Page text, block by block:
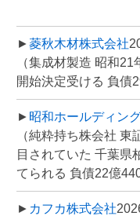
►菱秋木材株式会社
（集成材製造 昭和
開始決定受ける 負債
► 昭和ホールディン
（純粋持ち株会社
目されていた 千葉県
てられる 負債22億
► カフカ株式会社